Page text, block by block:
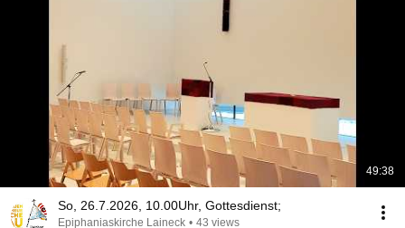
49:38
So, 26.7.2026, 10.00Uhr, Gottesdienst;
Epiphaniaskirche Laineck • 43 views